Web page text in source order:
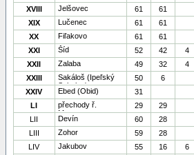
XVIII
Jelšovec 61 61
XIX
Lučenec 61 61
XX
Fiľakovo 61 61
XXI
Šíd 52 42 4
XXII
Zalaba 49 32 4
XXIII
Sakáloš (Ipeľský
Sokolec)
50 6
XXIV
Ebed (Obid) 31
LI
přechody ř.
Moravy
29 29
LII
Devín 60 28
LIII
Zohor 59 28
LIV
Jakubov 55 16 6